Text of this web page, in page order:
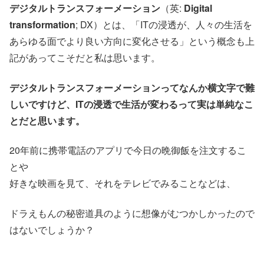
デジタルトランスフォーメーション （英: Digital
transformation; DX）とは、「ITの浸透が、人々の生活を
あらゆる面でより良い方向に変化させる」という概念も上
記があってこそだと私は思います。
デジタルトランスフォーメーションってなんか横文字で難
しいですけど、ITの浸透で生活が変わるって実は単純なこ
とだと思います。
20年前に携帯電話のアプリで今日の晩御飯を注文するこ
とや
好きな映画を見て、それをテレビでみることなどは、
ドラえもんの秘密道具のように想像がむつかしかったので
はないでしょうか？